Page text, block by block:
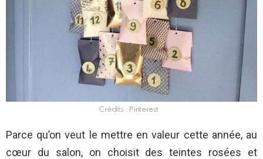
Crédits : Pinterest
Parce qu’on veut le mettre en valeur cette année, au
cœur du salon, on choisit des teintes rosées et